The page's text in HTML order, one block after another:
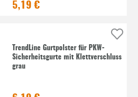
5,19 €
TrendLine Gurtpolster für PKW-
Sicherheitsgurte mit Klettverschluss
grau